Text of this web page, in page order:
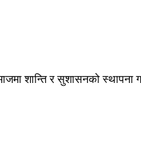
शान्ति र सुशासनको